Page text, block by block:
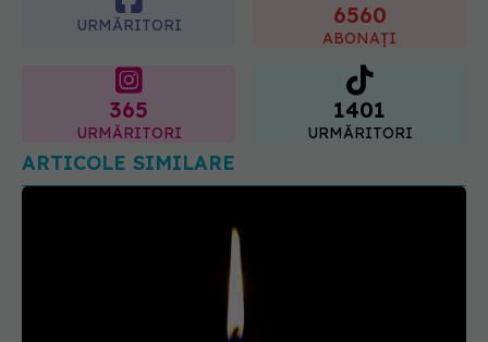
URMĂRITORI 6560
ABONAȚI
365
URMĂRITORI
1401
URMĂRITORI
ARTICOLE SIMILARE